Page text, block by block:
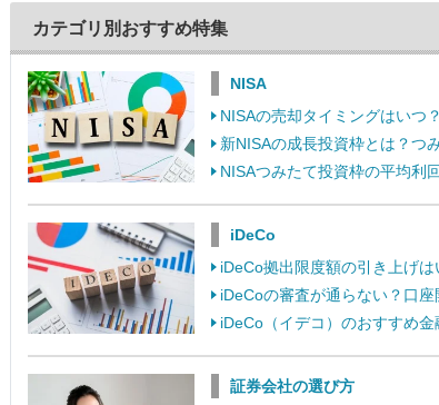
カテゴリ別おすすめ特集
NISA
NISAの売却タイミングはいつ
新NISAの成長投資枠とは？つ
NISAつみたて投資枠の平均利
iDeCo
iDeCo拠出限度額の引き上げ
iDeCoの審査が通らない？口
iDeCo（イデコ）のおすすめ
証券会社の選び方